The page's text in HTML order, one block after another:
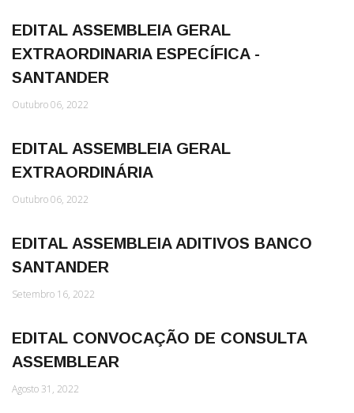
EDITAL ASSEMBLEIA GERAL
EXTRAORDINARIA ESPECÍFICA -
SANTANDER
Outubro 06, 2022
EDITAL ASSEMBLEIA GERAL
EXTRAORDINÁRIA
Outubro 06, 2022
EDITAL ASSEMBLEIA ADITIVOS BANCO
SANTANDER
Setembro 16, 2022
EDITAL CONVOCAÇÃO DE CONSULTA
ASSEMBLEAR
Agosto 31, 2022